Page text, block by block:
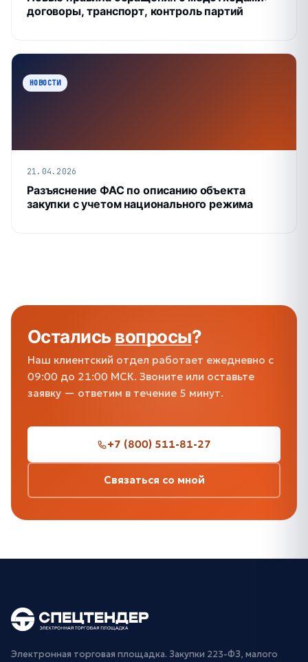
договоры, транспорт, контроль партий
НОВОСТИ
21.04.2026
Разъяснение ФАС по описанию объекта
закупки с учетом национального режима
Осталисьвопросы?
Наш клиентский отдел работает ежедневно с
09:00 до 21:00 МСК. Звоните или оставьте
заявку — ответим в течение 5 минут.
+7 (800) 511-81-27
Связаться со мной
Электронная торговая площадка. Закупки 223-ФЗ, малого